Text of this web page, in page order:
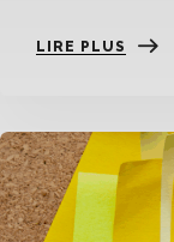
LIRE PLUS